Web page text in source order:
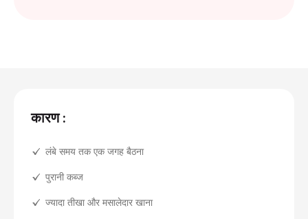
कारण :
लंबे समय तक एक जगह बैठना
पुरानी कब्ज
ज्यादा तीखा और मसालेदार खाना